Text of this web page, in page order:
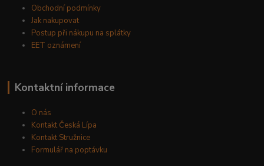
Obchodní podmínky
Jak nakupovat
Postup při nákupu na splátky
EET oznámení
Kontaktní informace
O nás
Kontakt Česká Lípa
Kontakt Stružnice
Formulář na poptávku